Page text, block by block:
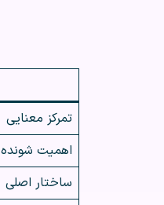
تمرکز معنایی
اهمیت شونده
ساختار اصلی